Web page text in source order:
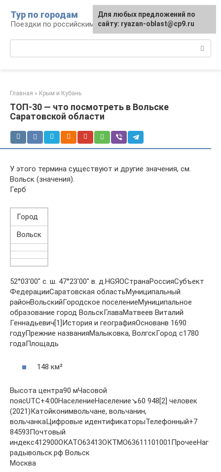
контенту
Тур по городам
Поездки по российским городам
Главная » Крым и Кубань
ТОП-30 — что посмотреть в Вольске
Саратовской области
У этого термина существуют и другие значения, см.
Вольск (значения).
Герб
Город
Вольск
52°03′00″ с. ш. 47°23′00″ в. д.HGЯOСтранаРоссияСубъект
ФедерацииСаратовская областьМуниципальный
районВольскийГородское поселениеМуниципальное
образование город ВольскГлаваМатвеев Виталий
Геннадьевич[1]История и географияОснованв 1690
годуПрежние названияМалыковка, ВолгскГород с1780
годаПлощадь
148 км²
Высота центра90 мЧасовой
поясUTC+4:00НаселениеНаселение↘60 948[2] человек
(2021)Катойконимвольчане, вольчанин,
вольчанкаЦифровые идентификаторыТелефонный+7
84593Почтовый
индекс412900ОКАТО63413ОКТМО63611101001ПрочееНаг
радывольск.рф Вольск
Москва
Для любых предложений по
сайту: ryazan-oblast@cp9.ru